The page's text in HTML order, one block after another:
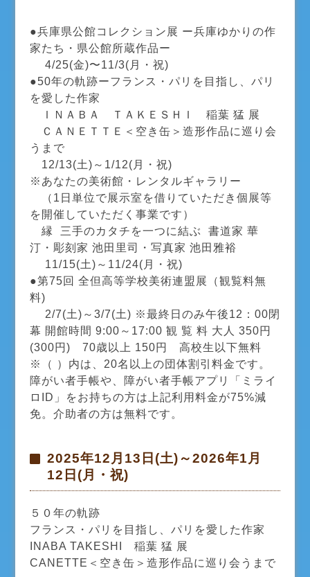
●兵庫県公館コレクション展 ー兵庫ゆかりの作
家たち・県公館所蔵作品ー
4/25(金)〜11/3(月・祝)
●50年の軌跡ーフランス・パリを目指し、パリ
を愛した作家
ＩＮＡＢＡ ＴＡＫＥＳＨＩ 稲葉 猛 展
ＣＡＮＥＴＴＥ＜空き缶＞造形作品に巡り会
うまで
12/13(土)～1/12(月・祝)
※あなたの美術館・レンタルギャラリー
（1日単位で展示室を借りていただき個展等
を開催していただく事業です）
縁 三手のカタチを一つに結ぶ 書道家 華
汀・彫刻家 池田里司・写真家 池田雅裕
11/15(土)～11/24(月・祝)
​●第75回 全但高等学校美術連盟展（観覧料無
料)
2/7(土)～3/7(土) ※最終日のみ午後12：00閉
幕 開館時間 9:00～17:00 観 覧 料 大人 350円
(300円) 70歳以上 150円 高校生以下無料
※（ ）内は、20名以上の団体割引料金です。
障がい者手帳や、障がい者手帳アプリ「ミライ
ロID」をお持ちの方は上記利用料金が75%減
免。介助者の方は無料です。
2025年12月13日(土)～2026年1月
12日(月・祝)
５０年の軌跡
フランス・パリを目指し、パリを愛した作家
INABA TAKESHI 稲葉 猛 展
CANETTE＜空き缶＞造形作品に巡り会うまで